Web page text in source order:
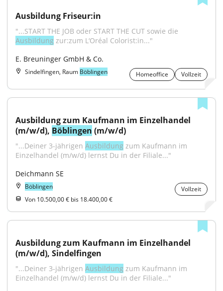
Ausbildung Friseur:in
Ausbildung zur:zum L‘Oréal Colorist:in..."
E. Breuninger GmbH & Co.
Sindelfingen, Raum Böblingen Homeoffice Vollzeit
Ausbildung zum Kaufmann im Einzelhandel
(m/w/d), Böblingen (m/w/d)
"...Deiner 3-jährigen Ausbildung zum Kaufmann im
Einzelhandel (m/w/d) lernst Du in der Filiale..."
Deichmann SE
Böblingen
Vollzeit
Von 10.500,00 € bis 18.400,00 €
Ausbildung zum Kaufmann im Einzelhandel
(m/w/d), Sindelfingen
"...Deiner 3-jährigen Ausbildung zum Kaufmann im
Einzelhandel (m/w/d) lernst Du in der Filiale..."